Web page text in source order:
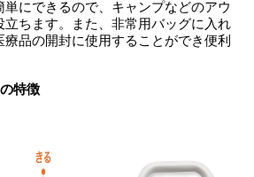
にできるので、キャンプなどのアウ
立ちます。また、非常用バッグに入れ
品の開封に使用することができ便利
特徴